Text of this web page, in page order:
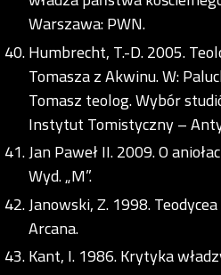
Warszawa: PWN.
Humbrecht, T.-D. 2005.
Tomasza z Akwinu. W:
Tomasz teolog. Wybór
Instytut Tomistyczny –
Jan Paweł II. 2009. O
Wyd. „M”.
Janowski, Z. 1998.
Arcana.
Kant, I. 1986. Krytyka